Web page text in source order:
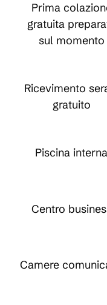
Prima
gratuita
sul momento
Ricevimento
gratuito
Piscina interna
Centro
Camere